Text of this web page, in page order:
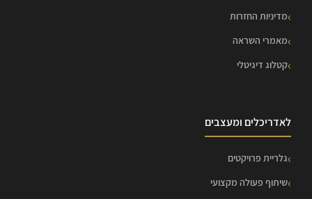
מדיניות החזרות
מאמרי השראה
קטלוג דיגיטלי
לאדריכלים ומעצבים
גלריית פרויקטים
שיתוף פעולה מקצועי